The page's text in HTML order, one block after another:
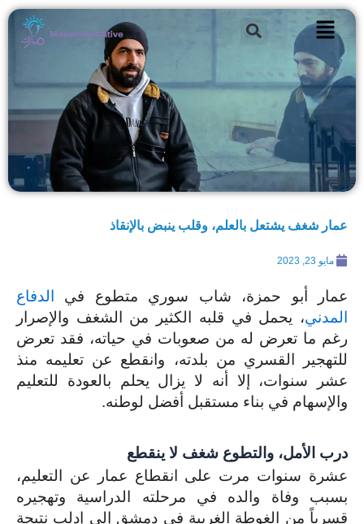
تخطي
المحتوى
Search
عمار شغف يشتعل بالعلم، وقلب ينبض بالإنقاذ
مايو 23, 2023
عمار أبو حمزة، شاب سوري متطوع في الدفاع
المدني، يحمل في قلبه الكثير من الشغف والإصرار
رغم ما تعرض له من صعوبات في حياته، فقد تعرض
للتهجير القسري من بلدته، وانقطع عن تعليمه منذ
عشر سنوات، إلا أنه لا يزال يحلم بالعودة للتعليم
والإسهام في بناء مستقبل أفضل لوطنه.
درب الأمل، والتطوع شغف لا ينقطع
عشرة سنوات مرت على انقطاع عمار عن التعليم،
بسبب وفاة والده في مرحلته الدراسية وتهجيره
قسرياً من الغوطة الغربية في دمشق إلى إدلب نتيجة